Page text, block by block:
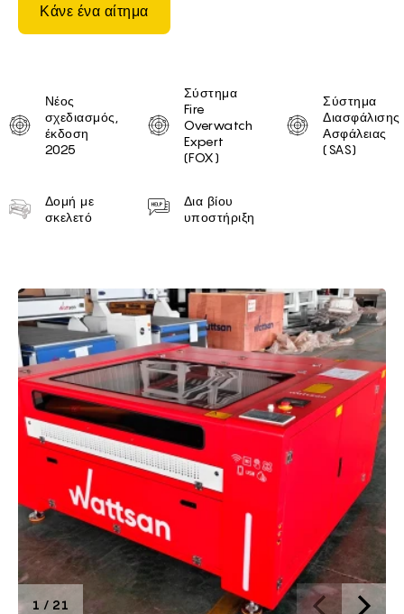
Κάνε ένα αίτημα
Unique selling proposition
Νέος
σχεδιασμός,
έκδοση
2025
Σύστημα
Fire
Overwatch
Expert
(FOX)
Σύστημα
Διασφάλισης
Ασφάλειας
(SAS)
Δομή με
σκελετό
Δια βίου
υποστήριξη
Brief of 1290 PRO
1 / 21